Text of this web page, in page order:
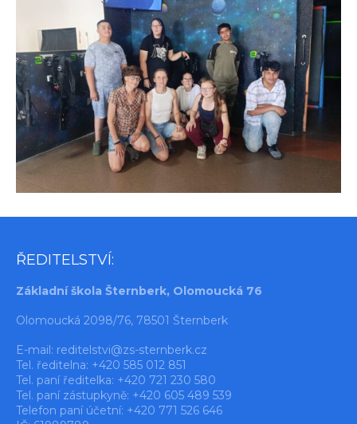
ŘEDITELSTVÍ:
Základní škola Šternberk, Olomoucká 76
Olomoucká 2098/76, 78501 Šternberk
E-mail: reditelstvi@zs-sternberk.cz
Tel. ředitelna: +420 585 012 851
Tel. paní ředitelka: +420 721 230 580
Tel. paní zástupkyně: +420 605 489 539
Telefon paní účetní: +420 771 526 646